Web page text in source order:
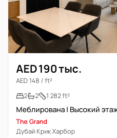
AED 190 тыс.
AED 148 / ft²
2
2 1 282 ft²
The Grand
Дубай Крик Харбор